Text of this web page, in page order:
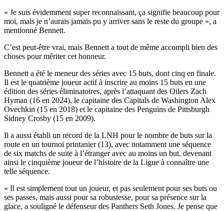
« Je suis évidemment super reconnaissant, ça signifie beaucoup pour
moi, mais je n’aurais jamais pu y arriver sans le reste du groupe », a
mentionné Bennett.
C’est peut-être vrai, mais Bennett a tout de même accompli bien des
choses pour mériter cet honneur.
Bennett a été le meneur des séries avec 15 buts, dont cinq en finale.
Il est le quatrième joueur actif à inscrire au moins 15 buts en une
édition des séries éliminatoires, après l’attaquant des Oilers Zach
Hyman (16 en 2024), le capitaine des Capitals de Washington Alex
Ovechkin (15 en 2018) et le capitaine des Penguins de Pittsburgh
Sidney Crosby (15 en 2009).
Il a aussi établi un record de la LNH pour le nombre de buts sur la
route en un tournoi printanier (13), avec notamment une séquence
de six matchs de suite à l’étranger avec au moins un but, devenant
ainsi le cinquième joueur de l’histoire de la Ligue à connaître une
telle séquence.
« Il est simplement tout un joueur, et pas seulement pour ses buts ou
ses passes, mais aussi pour sa robustesse, pour sa présence sur la
glace, a souligné le défenseur des Panthers Seth Jones. Je pense que